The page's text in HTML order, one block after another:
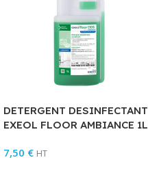
DETERGENT DESINFECTANT
EXEOL FLOOR AMBIANCE 1L
7,50 € HT